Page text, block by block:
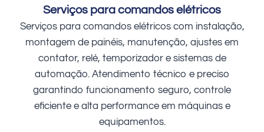
Serviços para comandos elétricos
Serviços para comandos elétricos com instalação,
montagem de painéis, manutenção, ajustes em
contator, relé, temporizador e sistemas de
automação. Atendimento técnico e preciso
garantindo funcionamento seguro, controle
eficiente e alta performance em máquinas e
equipamentos.